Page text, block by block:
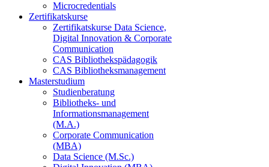
Microcredentials
Zertifikatskurse
Zertifikatskurse Data Science,
Digital Innovation & Corporate
Communication
CAS Bibliothekspädagogik
CAS Bibliotheksmanagement
Masterstudium
Studienberatung
Bibliotheks- und
Informationsmanagement
(M.A.)
Corporate Communication
(MBA)
Data Science (M.Sc.)